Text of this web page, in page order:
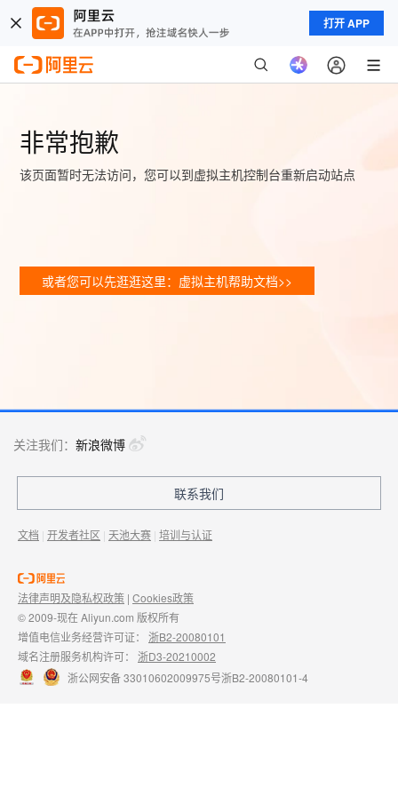
打开 APP
非常抱歉
该页面暂时无法访问，您可以到虚拟主机控制台重新启动站点
或者您可以先逛逛这里：虚拟主机帮助文档>>